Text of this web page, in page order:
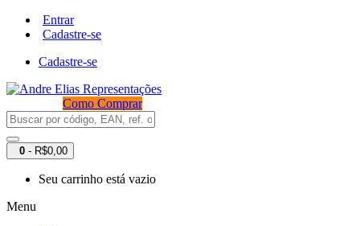
Entrar
Cadastre-se
Cadastre-se
Como Comprar
0 - R$0,00
Seu carrinho está vazio
Menu